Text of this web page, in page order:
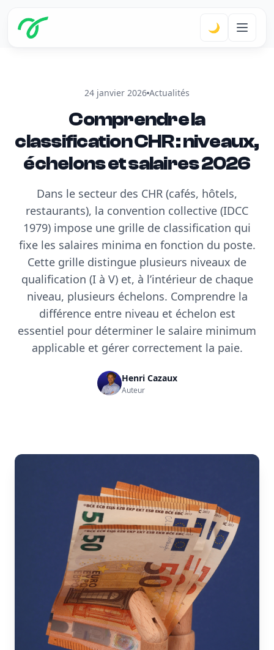
🌙
24 janvier 2026 Actualités
Comprendre la
classification CHR : niveaux,
échelons et salaires 2026
Dans le secteur des CHR (cafés, hôtels,
restaurants), la convention collective (IDCC
1979) impose une grille de classification qui
fixe les salaires minima en fonction du poste.
Cette grille distingue plusieurs niveaux de
qualification (I à V) et, à l’intérieur de chaque
niveau, plusieurs échelons. Comprendre la
différence entre niveau et échelon est
essentiel pour déterminer le salaire minimum
applicable et gérer correctement la paie.
Henri Cazaux
Auteur